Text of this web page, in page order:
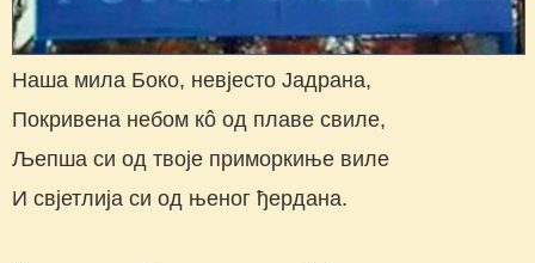
Наша мила Боко, невјесто Јадрана,
Покривена небом кô од плаве свиле,
Љепша си од твоје приморкиње виле
И свјетлија си од њеног ђердана.